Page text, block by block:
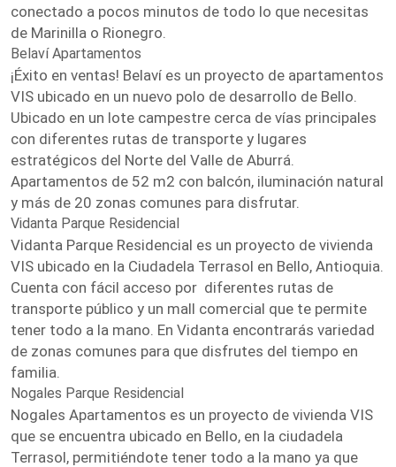
conectado a pocos minutos de todo lo que necesitas
de Marinilla o Rionegro.
Belaví Apartamentos
¡Éxito en ventas! Belaví es un proyecto de apartamentos
VIS ubicado en un nuevo polo de desarrollo de Bello.
Ubicado en un lote campestre cerca de vías principales
con diferentes rutas de transporte y lugares
estratégicos del Norte del Valle de Aburrá.
Apartamentos de 52 m2 con balcón, iluminación natural
y más de 20 zonas comunes para disfrutar.
Vidanta Parque Residencial
Vidanta Parque Residencial es un proyecto de vivienda
VIS ubicado en la Ciudadela Terrasol en Bello, Antioquia.
Cuenta con fácil acceso por diferentes rutas de
transporte público y un mall comercial que te permite
tener todo a la mano. En Vidanta encontrarás variedad
de zonas comunes para que disfrutes del tiempo en
familia.
Nogales Parque Residencial
Nogales Apartamentos es un proyecto de vivienda VIS
que se encuentra ubicado en Bello, en la ciudadela
Terrasol, permitiéndote tener todo a la mano ya que